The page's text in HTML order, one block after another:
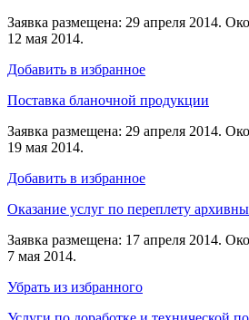
Заявка размещена: 29 апреля 2014.
12 мая 2014.
Добавить в избранное
Поставка бланочной продукции
Заявка размещена: 29 апреля 2014.
19 мая 2014.
Добавить в избранное
Оказание услуг по переплету
Заявка размещена: 17 апреля 2014.
7 мая 2014.
Убрать из избранного